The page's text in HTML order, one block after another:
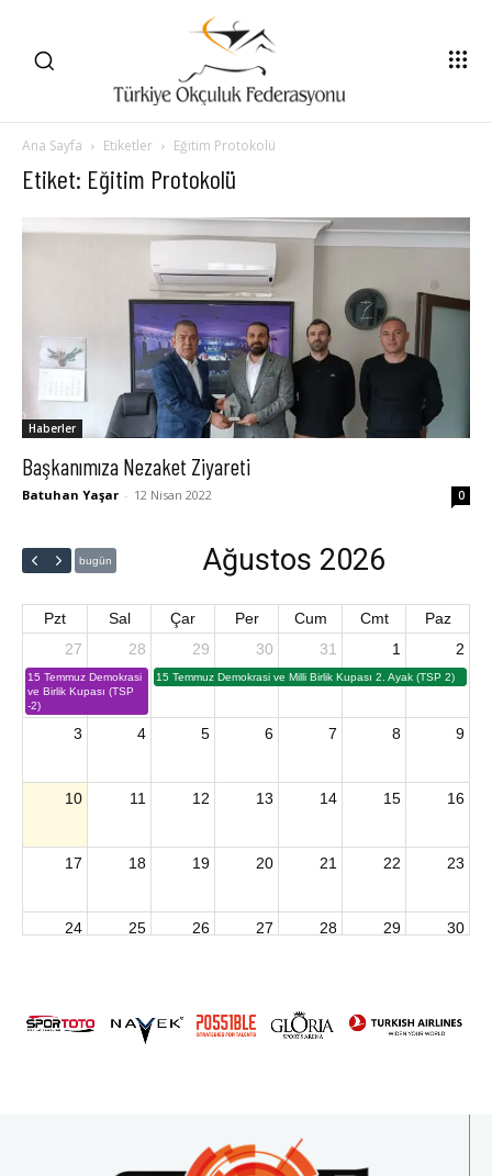
Ana Sayfa Etiketler Eğitim Protokolü
Etiket: Eğitim Protokolü
Haberler
Başkanımıza Nezaket Ziyareti
Batuhan Yaşar - 12 Nisan 2022 0
bugün Ağustos 2026
Pzt Sal Çar Per Cum Cmt
Paz
27
15 Temmuz Demokrasi
ve Birlik Kupası (TSP
-2)
28 29
15 Temmuz Demokrasi ve Milli Birlik Kupası 2. Ayak (TSP 2)
30 31 1 2
3 4 5 6 7 8 9
10 11 12 13 14 15 16
17 18 19 20 21 22 23
24 25 26 27 28 29 30